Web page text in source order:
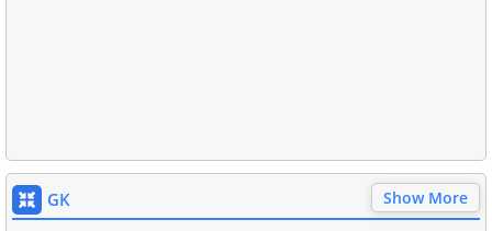
GK Show More